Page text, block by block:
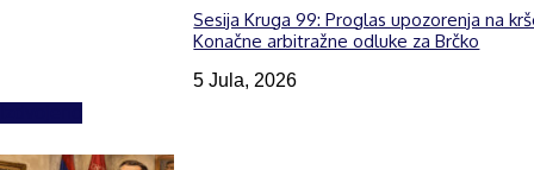
Sesija Kruga 99: Proglas upozorenja na
Konačne arbitražne odluke za Brčko
5 Jula, 2026